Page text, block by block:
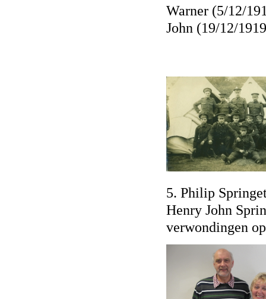
Warner (5/12/
John (19/12/
5. Philip
Henry John
verwondingen